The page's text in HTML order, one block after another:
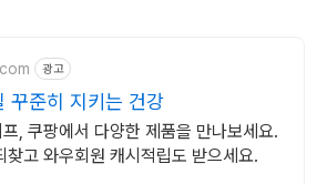
광고
꾸준히 지키는 건강
, 쿠팡에서 다양한 제품을 만나보세요.
찾고 와우회원 캐시적립도 받으세요.